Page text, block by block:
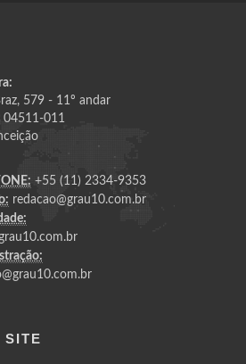
579 - 11º andar
04511-011
+55 (11) 2334-9353
redacao@grau10.com.br
SITE